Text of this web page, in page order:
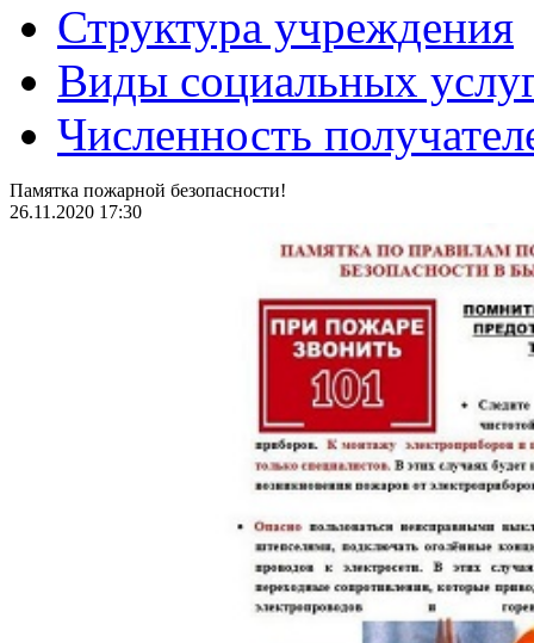
Структура учреждения
Виды социальных
Численность
Памятка пожарной безопасности!
26.11.2020 17:30